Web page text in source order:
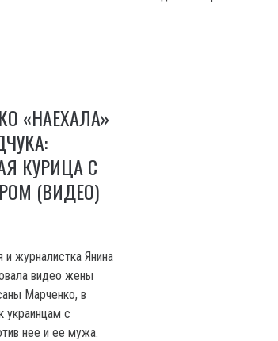
«НАЕХАЛА»
КУРИЦА С
(ВИДЕО)
журналистка Янина
видео жены
Марченко, в
украинцам с
нее и ее мужа.